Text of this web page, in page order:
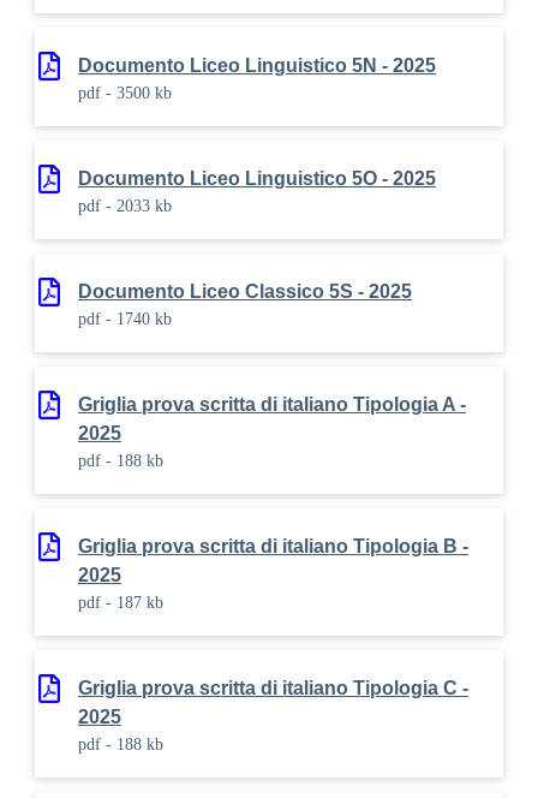
Documento Liceo Linguistico 5N - 2025
pdf - 3500 kb
Documento Liceo Linguistico 5O - 2025
pdf - 2033 kb
Documento Liceo Classico 5S - 2025
pdf - 1740 kb
Griglia prova scritta di italiano Tipologia A -
2025
pdf - 188 kb
Griglia prova scritta di italiano Tipologia B -
2025
pdf - 187 kb
Griglia prova scritta di italiano Tipologia C -
2025
pdf - 188 kb